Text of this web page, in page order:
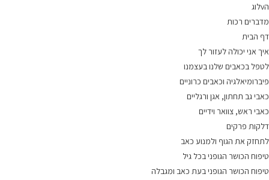
הvלוג
מדברים רכות
דף הבית
איך אני יכולה לעזור לך
לטפל בכאבים שלנו בעצמנו
פיברומיאלגיה וכאבים כרוניים
כאבי גב תחתון, אגן ורגליים
כאבי ראש, צוואר וידיים
דלקות פרקים
לתחזק את הגוף ולמנוע כאב
טיפוח הכושר הגופני בכל גיל
טיפוח הכושר הגופני בעת כאב ומגבלה